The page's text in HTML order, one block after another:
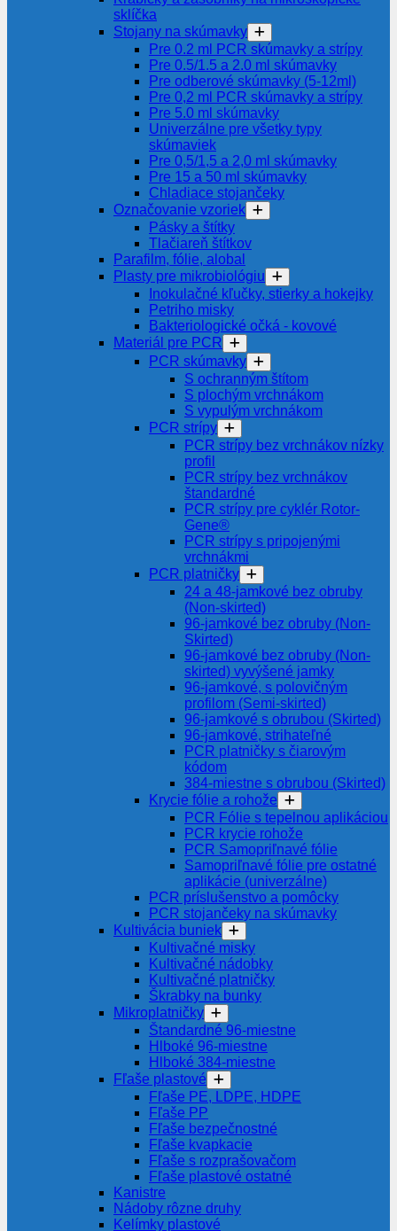
sklíčka
Stojany na skúmavky
Pre 0.2 ml PCR skúmavky a strípy
Pre 0.5/1.5 a 2.0 ml skúmavky
Pre odberové skúmavky (5-12ml)
Pre 0,2 ml PCR skúmavky a strípy
Pre 5.0 ml skúmavky
Univerzálne pre všetky typy
skúmaviek
Pre 0,5/1,5 a 2,0 ml skúmavky
Pre 15 a 50 ml skúmavky
Chladiace stojančeky
Označovanie vzoriek
Pásky a štítky
Tlačiareň štítkov
Parafilm, fólie, alobal
Plasty pre mikrobiológiu
Inokulačné kľučky, stierky a hokejky
Petriho misky
Bakteriologické očká - kovové
Materiál pre PCR
PCR skúmavky
S ochranným štítom
S plochým vrchnákom
S vypulým vrchnákom
PCR strípy
PCR strípy bez vrchnákov nízky
profil
PCR strípy bez vrchnákov
štandardné
PCR strípy pre cyklér Rotor-
Gene®
PCR strípy s pripojenými
vrchnákmi
PCR platničky
24 a 48-jamkové bez obruby
(Non-skirted)
96-jamkové bez obruby (Non-
Skirted)
96-jamkové bez obruby (Non-
skirted) vyvýšené jamky
96-jamkové, s polovičným
profilom (Semi-skirted)
96-jamkové s obrubou (Skirted)
96-jamkové, strihateľné
PCR platničky s čiarovým
kódom
384-miestne s obrubou (Skirted)
Krycie fólie a rohože
PCR Fólie s tepelnou aplikáciou
PCR krycie rohože
PCR Samopriľnavé fólie
Samopriľnavé fólie pre ostatné
aplikácie (univerzálne)
PCR príslušenstvo a pomôcky
PCR stojančeky na skúmavky
Kultivácia buniek
Kultivačné misky
Kultivačné nádobky
Kultivačné platničky
Škrabky na bunky
Mikroplatničky
Štandardné 96-miestne
Hlboké 96-miestne
Hlboké 384-miestne
Fľaše plastové
Fľaše PE, LDPE, HDPE
Fľaše PP
Fľaše bezpečnostné
Fľaše kvapkacie
Fľaše s rozprašovačom
Fľaše plastové ostatné
Kanistre
Nádoby rôzne druhy
Kelímky plastové